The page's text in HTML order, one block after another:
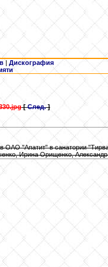
| Дискография
[След.]
ОАО "Апатит" в санатории
Ирина Орищенко,